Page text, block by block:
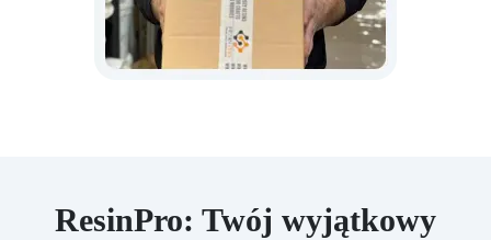
ResinPro: Twój wyjątkowy